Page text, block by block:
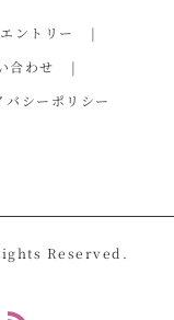
ントリー
合わせ
バシーポリシー
Reserved.